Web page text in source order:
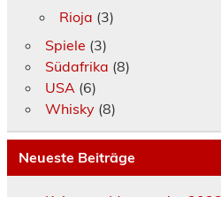
Rioja (3)
Spiele (3)
Südafrika (8)
USA (6)
Whisky(8)
Neueste Beiträge